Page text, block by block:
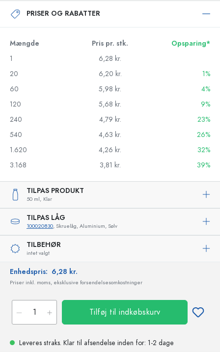
PRISER OG RABATTER
Mængde Pris pr. stk.
Opsparing*
1
6,28 kr.
20
6,20 kr.
1%
60
5,98 kr.
4%
120
5,68 kr.
9%
240
4,79 kr.
23%
540
4,63 kr.
26%
1.620
4,26 kr.
32%
3.168
3,81 kr. 39%
TILPAS PRODUKT
50 ml, Klar
TILPAS LÅG
100020830, Skruelåg, Aluminium, Sølv
TILBEHØR
intet valgt
Enhedspris: 6,28 kr.
Priser inkl. moms, eksklusive forsendelsesomkostninger
Tilføj til indkøbskurv
Leveres straks. Klar til afsendelse inden for: 1-2 dage